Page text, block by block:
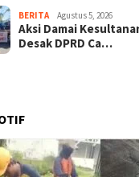
BERITA Agustus 5, 2026
Aksi Damai
Desak DPRD Ca…